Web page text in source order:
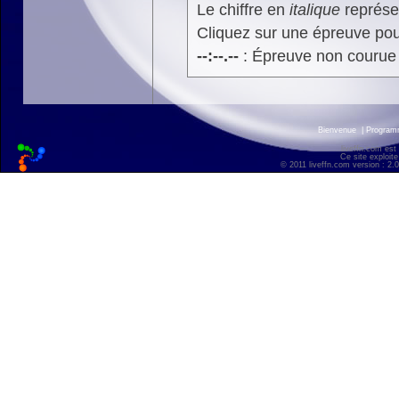
Le chiffre en italique
Cliquez sur une épreuve
--:--.--: Épreuve non
Bienvenue
liveffn.com est
Ce site
© 2011 liveffn.com version :